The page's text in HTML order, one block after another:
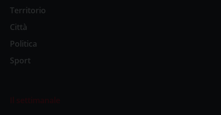
Territorio
Città
Politica
Sport
Il settimanale